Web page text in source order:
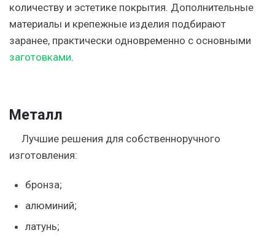
количеству и эстетике покрытия. Дополнительные
материалы и крепежные изделия подбирают
заранее, практически одновременно с основными
заготовками.
Металл
Лучшие решения для собственноручного
изготовления:
бронза;
алюминий;
латунь;